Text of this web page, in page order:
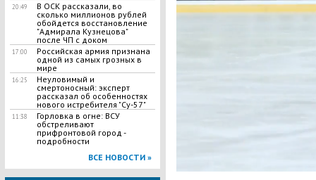
20:49
В ОСК рассказали, во
сколько миллионов рублей
обойдется восстановление
"Адмирала Кузнецова"
после ЧП с доком
17:00
Российская армия признана
одной из самых грозных в
мире
16:25
Неуловимый и
смертоносный: эксперт
рассказал об особенностях
нового истребителя "Су-57"
11:38
Горловка в огне: ВСУ
обстреливают
прифронтовой город -
подробности
ВСЕ НОВОСТИ »